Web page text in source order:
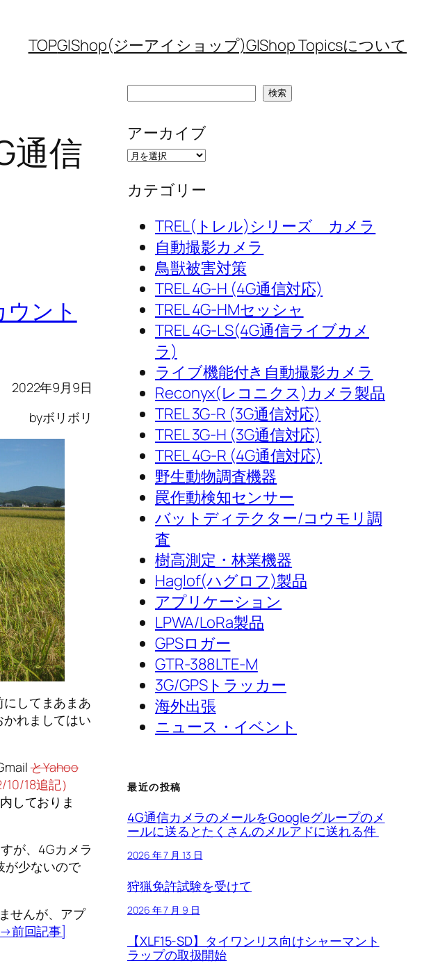
TOPGIShop(ジーアイショップ)GIShop Topicsについて
通信
ント
2022年9月9日
byボリボリ
してまあまあ
れましてはい
とYahoo
18追記）
しておりま
が、4Gカメラ
が少ないので
せんが、アプ
前回記事]
検索
アーカイブ
カテゴリー
TREL(トレル)シリーズ カメラ
自動撮影カメラ
鳥獣被害対策
TREL 4G-H (4G通信対応)
TREL 4G-HMセッシャ
TREL 4G-LS(4G通信ライブカメ
ラ)
ライブ機能付き自動撮影カメラ
Reconyx(レコニクス)カメラ製品
TREL 3G-R (3G通信対応)
TREL 3G-H (3G通信対応)
TREL 4G-R (4G通信対応)
野生動物調査機器
罠作動検知センサー
バットディテクター/コウモリ調
査
樹高測定・林業機器
Haglof(ハグロフ)製品
アプリケーション
LPWA/LoRa製品
GPSロガー
GTR-388LTE-M
3G/GPSトラッカー
海外出張
ニュース・イベント
最近の投稿
4G通信カメラのメールをGoogleグループのメ
ールに送るとたくさんのメルアドに送れる件
2026 年 7 月 13 日
狩猟免許試験を受けて
2026 年 7 月 9 日
【XLF15-SD】タイワンリス向けシャーマント
ラップの取扱開始